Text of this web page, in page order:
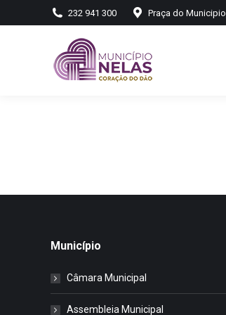
232 941 300 Praça do
Município
Câmara Municipal
Assembleia Municipal